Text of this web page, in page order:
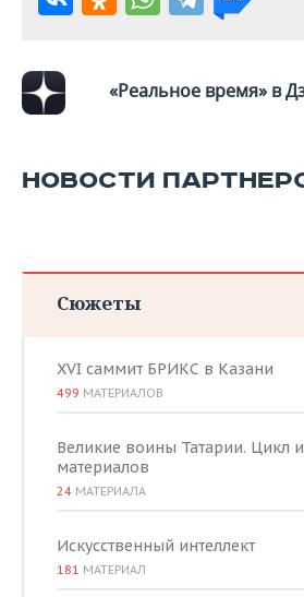
«Реальное время» в
НОВОСТИ
Сюжеты
XVI саммит БРИКС в Казани
499 МАТЕРИАЛОВ
Великие воины Татарии. Цикл
материалов
24 МАТЕРИАЛА
Искусственный интеллект
181 МАТЕРИАЛ